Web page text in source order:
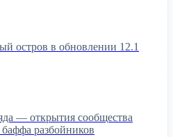
остров в обновлении 12.1
— открытия сообщества
баффа разбойников